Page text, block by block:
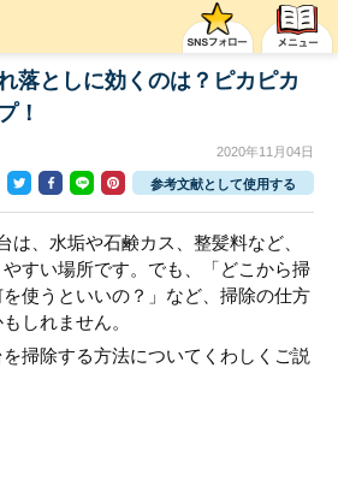
落としに効くのは？ピカピカ
！
2020年11月04日
参考文献として使用する
は、水垢や石鹸カス、整髪料など、
すい場所です。でも、「どこから掃
使うといいの？」など、掃除の仕方
しれません。
掃除する方法についてくわしくご説